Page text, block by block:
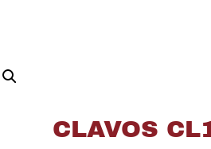
CLAVOS